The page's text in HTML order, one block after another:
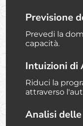
Previsione
Prevedi la
capacità.
Intuizioni di
Riduci la
attraverso
Analisi